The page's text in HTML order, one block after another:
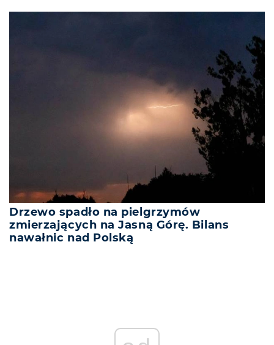
Drzewo spadło na pielgrzymów
zmierzających na Jasną Górę. Bilans
nawałnic nad Polską